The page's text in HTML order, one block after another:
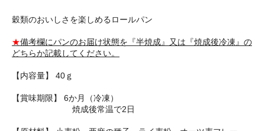
穀類のおいしさを楽しめるロールパン
★備考欄にパンのお届け状態を『半焼成』又は『焼成後冷凍』の
どちらか記載してください。
【内容量】 40ｇ
【賞味期限】 6か月（冷凍）
焼成後常温で2日